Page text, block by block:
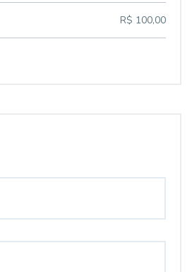
R$ 100,00